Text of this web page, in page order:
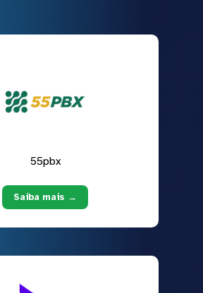
55pbx
Saiba mais →